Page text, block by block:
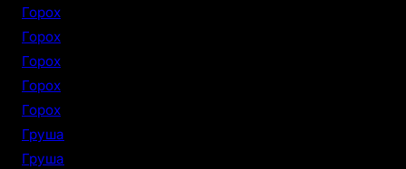
Горох
Горох
Горох
Горох
Горох
Груша
Груша